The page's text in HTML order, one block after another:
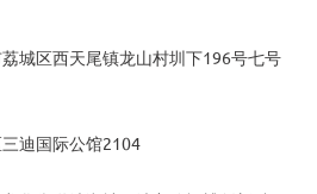
城区西天尾镇龙山村圳下196号七号
迪国际公馆2104